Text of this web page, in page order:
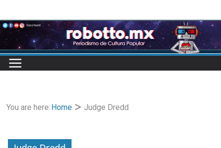
to
content
You are here: Home Judge Dredd